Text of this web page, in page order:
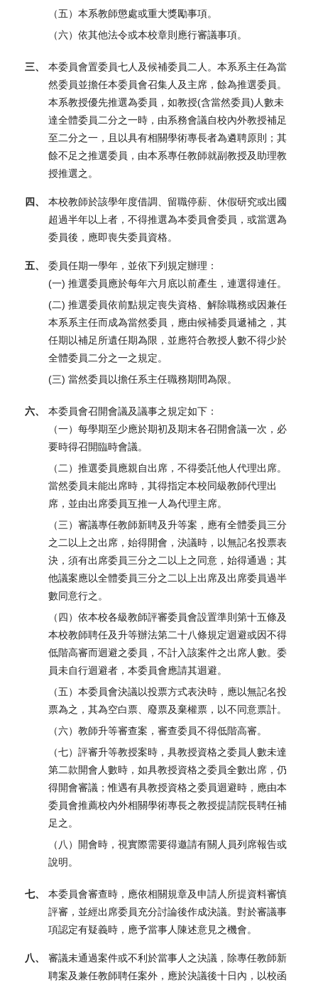
（五）本系教師懲處或重大獎勵事項。
（六）依其他法令或本校章則應行審議事項。
三、
本委員會置委員七人及候補委員二人。本系系主任為當
然委員並擔任本委員會召集人及主席，餘為推選委員。
本系教授優先推選為委員，如教授(含當然委員)人數未
達全體委員二分之一時，由系務會議自校內外教授補足
至二分之一，且以具有相關學術專長者為遴聘原則；其
餘不足之推選委員，由本系專任教師就副教授及助理教
授推選之。
四、
本校教師於該學年度借調、留職停薪、休假研究或出國
超過半年以上者，不得推選為本委員會委員，或當選為
委員後，應即喪失委員資格。
五、
委員任期一學年，並依下列規定辦理：
(一) 推選委員應於每年六月底以前產生，連選得連任。
(二) 推選委員依前點規定喪失資格、解除職務或因兼任
本系系主任而成為當然委員，應由候補委員遞補之，其
任期以補足所遺任期為限，並應符合教授人數不得少於
全體委員二分之一之規定。
(三) 當然委員以擔任系主任職務期間為限。
六、
本委員會召開會議及議事之規定如下：
（一）每學期至少應於期初及期末各召開會議一次，必
要時得召開臨時會議。
（二）推選委員應親自出席，不得委託他人代理出席。
當然委員未能出席時，其得指定本校同級教師代理出
席，並由出席委員互推一人為代理主席。
（三）審議專任教師新聘及升等案，應有全體委員三分
之二以上之出席，始得開會，決議時，以無記名投票表
決，須有出席委員三分之二以上之同意，始得通過；其
他議案應以全體委員三分之二以上出席及出席委員過半
數同意行之。
（四）依本校各級教師評審委員會設置準則第十五條及
本校教師聘任及升等辦法第二十八條規定迴避或因不得
低階高審而迴避之委員，不計入該案件之出席人數。委
員未自行迴避者，本委員會應請其迴避。
（五）本委員會決議以投票方式表決時，應以無記名投
票為之，其為空白票、廢票及棄權票，以不同意票計。
（六）教師升等審查案，審查委員不得低階高審。
（七）評審升等教授案時，具教授資格之委員人數未達
第二款開會人數時，如具教授資格之委員全數出席，仍
得開會審議；惟遇有具教授資格之委員迴避時，應由本
委員會推薦校內外相關學術專長之教授提請院長聘任補
足之。
（八）開會時，視實際需要得邀請有關人員列席報告或
說明。
七、
本委員會審查時，應依相關規章及申請人所提資料審慎
評審，並經出席委員充分討論後作成決議。對於審議事
項認定有疑義時，應予當事人陳述意見之機會。
八、
審議未通過案件或不利於當事人之決議，除專任教師新
聘案及兼任教師聘任案外，應於決議後十日內，以校函